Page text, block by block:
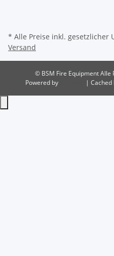
* Alle Preise inkl. gesetzlicher
Versand
© BSM Fire EquipmentAlle
Powered by
| Cached